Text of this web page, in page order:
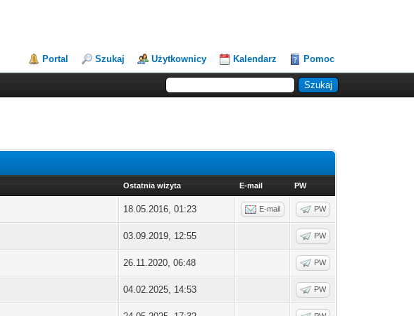
Portal Szukaj Użytkownicy Kalendarz Pomoc
Ostatnia wizyta E-mail PW
18.05.2016, 01:23 E‑mail PW
03.09.2019, 12:55 PW
26.11.2020, 06:48 PW
04.02.2025, 14:53 PW